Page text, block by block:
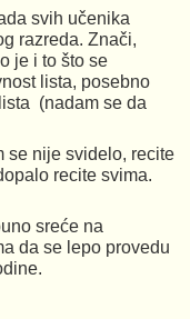
svih učenika
razreda. Znači,
je i to što se
lista, posebno
(nadam se da
se nije svidelo, recite
recite svima.
sreće na
da se lepo provedu